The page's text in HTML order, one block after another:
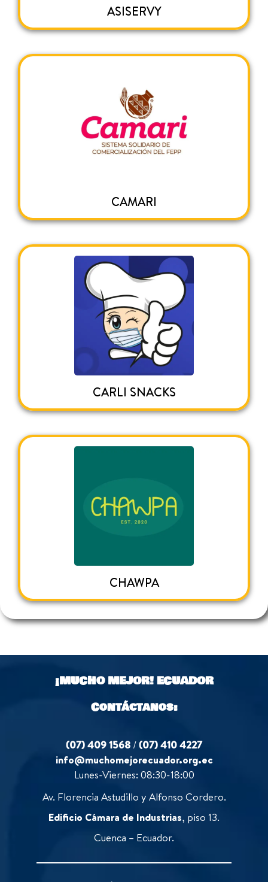
ASISERVY
CAMARI
CARLI SNACKS
CHAWPA
¡MUCHO MEJOR!ECUADOR
Contáctanos:
(07) 409 1568 /(07) 410 4227
info@muchomejorecuador.org.ec
Lunes-Viernes: 08:30-18:00
Av. Florencia Astudillo y Alfonso Cordero.
Edificio Cámara de Industrias, piso 13.
Cuenca – Ecuador.